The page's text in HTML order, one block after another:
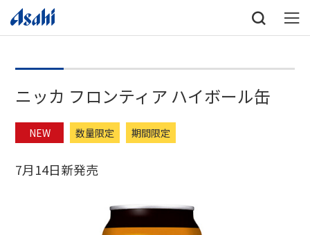
ニッカ フロンティア ハイボール缶
NEW 数量限定 期間限定
7月14日新発売